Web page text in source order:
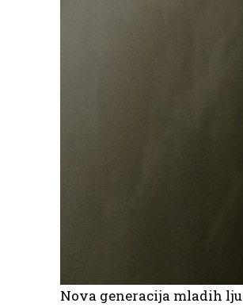
Nova generacija mladih